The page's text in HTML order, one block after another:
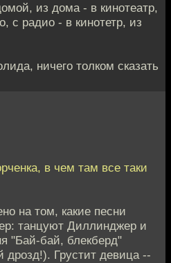
из дома - в кинотеатр,
с радио - в кинотетр, из
ничего толком сказать
в чем там все таки
на том, какие песни
танцуют Диллинджер и
"Бай-бай, блекберд"
Грустит девица --